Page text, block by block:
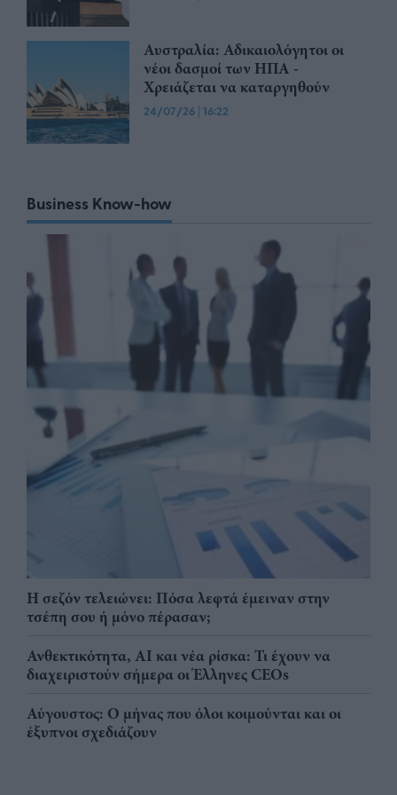
Αυστραλία: Αδικαιολόγητοι οι
νέοι δασμοί των ΗΠΑ -
Χρειάζεται να καταργηθούν
24/07/26 | 16:22
Business Know-how
Η σεζόν τελειώνει: Πόσα λεφτά έμειναν στην
τσέπη σου ή μόνο πέρασαν;
Ανθεκτικότητα, AI και νέα ρίσκα: Τι έχουν να
διαχειριστούν σήμερα οι Έλληνες CEOs
Αύγουστος: Ο μήνας που όλοι κοιμούνται και οι
έξυπνοι σχεδιάζουν